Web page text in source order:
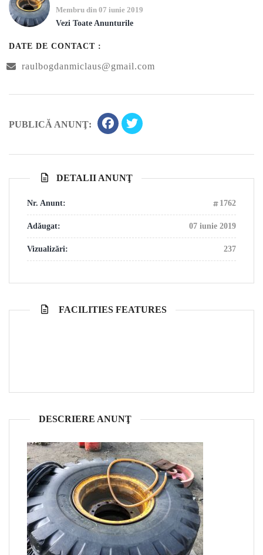
Membru din 07 iunie 2019
Vezi Toate Anunturile
DATE DE CONTACT :
raulbogdanmiclaus@gmail.com
PUBLICĂ ANUNŢ:
DETALII ANUNŢ
Nr. Anunt: 1762
Adăugat: 07 iunie 2019
Vizualizări: 237
FACILITIES FEATURES
DESCRIERE ANUNŢ